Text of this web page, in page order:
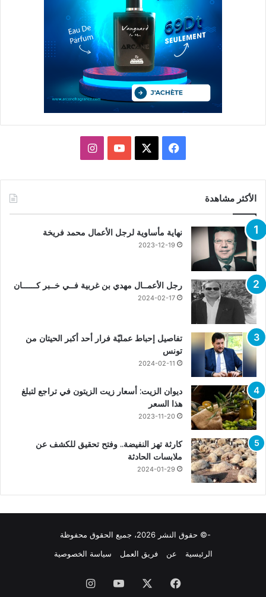
فيسبوك يوتيوبانستقرام
الأكثر مشاهدة
نهاية مأساوية لرجل الأعمال محمد فريخة
2023-12-19
رجل الأعمــال مهدي بن غربية فــي خــبر كــــــان
2024-02-17
تفاصيل إحباط عمليّة فرار أحد أكبر الحيتان من
تونس
2024-02-11
ديوان الزيت: أسعار زيت الزيتون في تراجع لتبلغ
هذا السعر
2023-11-20
كارثة تهز النفيضة.. وفتح تحقيق للكشف عن
ملابسات الحادثة
2024-01-29
-© حقوق النشر 2026، جميع الحقوق محفوظة
الرئيسية
عن فريق العمل سياسة الخصوصية
فيسبوك يوتيوبانستقرام